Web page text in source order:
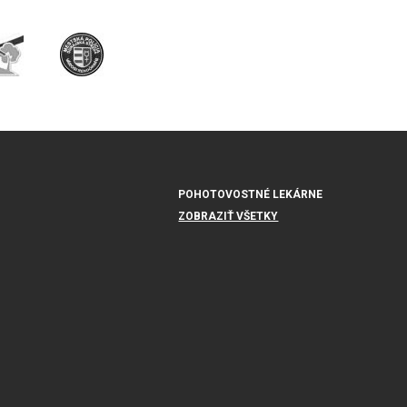
POHOTOVOSTNÉ LEKÁRNE
ZOBRAZIŤ VŠETKY